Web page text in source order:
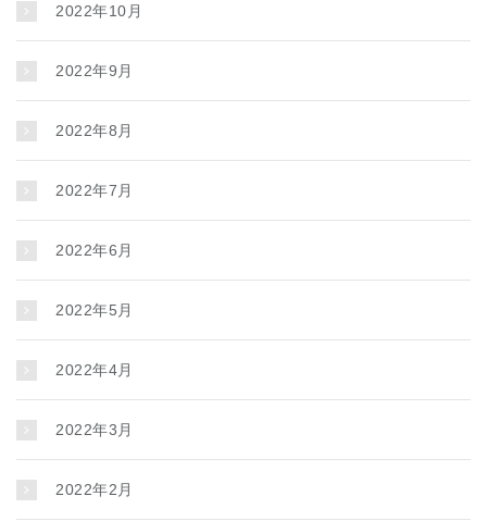
2022年10月
2022年9月
2022年8月
2022年7月
2022年6月
2022年5月
2022年4月
2022年3月
2022年2月